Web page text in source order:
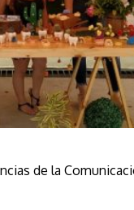
de la